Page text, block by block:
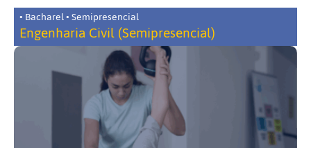
• Bacharel • Semipresencial
Engenharia Civil (Semipresencial)